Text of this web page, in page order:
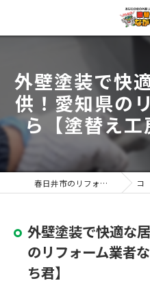
外壁塗装で快
供！愛知県の
ら【塗替え工
春日井市のリフォームなら塗替え工房ながもち君 春日井店 コラム
外壁塗装で快適な
のリフォーム業者
ち君】